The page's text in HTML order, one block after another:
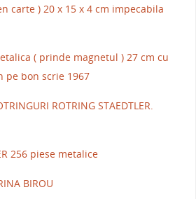
carte ) 20 x 15 x 4 cm impecabila
( prinde magnetul ) 27 cm cu
pe bon scrie 1967
ROTRING STAEDTLER.
256 piese metalice
BIROU